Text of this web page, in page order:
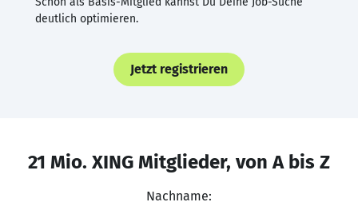
deutlich optimieren.
Jetzt registrieren
21 Mio. XING Mitglieder, von A bis Z
Nachname: